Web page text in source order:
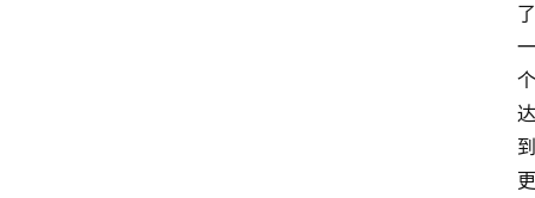
了
一
个
达
到
更